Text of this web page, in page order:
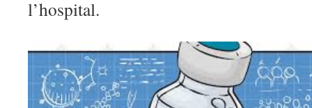
l’hospital.